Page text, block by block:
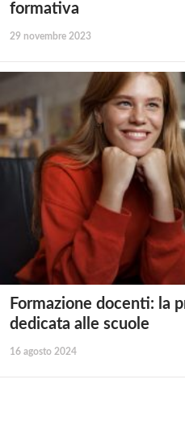
formativa
29 novembre 2023
Formazione docenti: la
dedicata alle scuole
16 agosto 2024